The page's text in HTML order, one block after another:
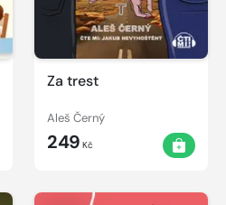
Za trest
Aleš Černý
249 Kč